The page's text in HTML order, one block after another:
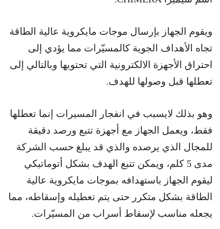
ويقوم الجهاز بإرسال موجات مايكروية عالية الطاقة
تجاه الأهداف الجوية كالمسيّرات مما يؤدي إلى
احتراق الأجهزة الالكترونية التي تحتويها وبالتالي إلى
تعطلها قبل وصولها للهدف.
وهو بذلك لايسبب في انفجار المسيرات إنما تعطلها
فقط، ويعمل الجهاز مع أجهزة تتبع ورصد دقيقة
للمجال الذي يرصده والذي قد يبلغ حسب الشركة
مدى 5 كلم، ويمكن تتبع الهدف بشكل أتوماتيكي
ليقوم الجهاز باستهدافه بموجات مايكروية عالية
الطاقة بشكل متكرر حتى يتم تعطيله وإسقاطه، مما
يجعله مناسب لإسقاط أسراب من المسيّرات.